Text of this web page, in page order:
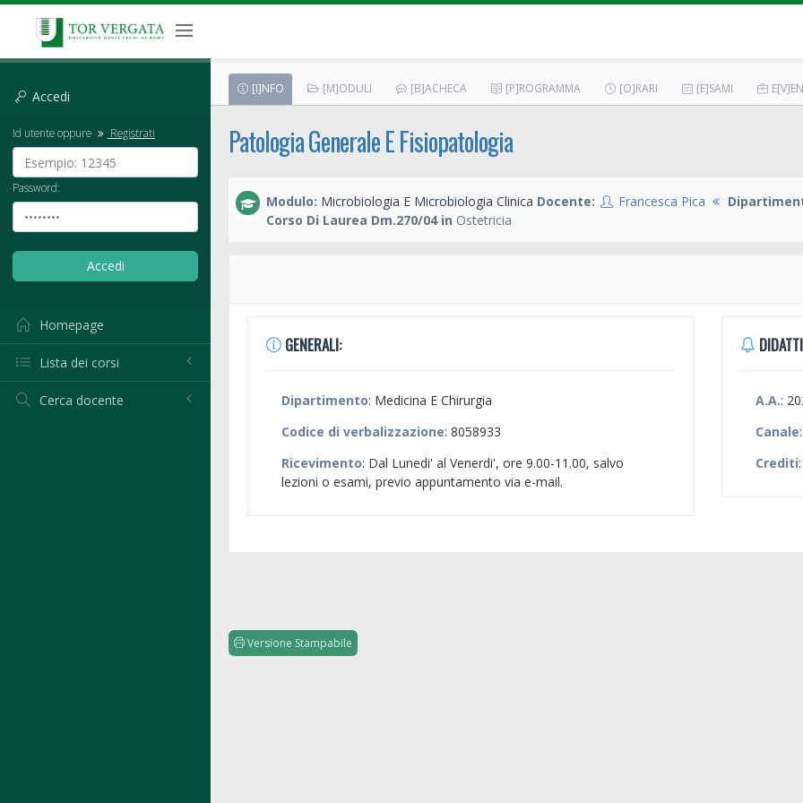
Accedi
Id utente oppure Registrati
Password:
Homepage
Lista dei corsi
Cerca docente
[I]NFO [M]ODULI [B]ACHECA [P]ROGRAMMA [O]RARI [E]SAMI
Patologia Generale E Fisiopatologia
Modulo: Microbiologia E Microbiologia Clinica Docente: Francesca Pica
Corso Di Laurea Dm.270/04 in Ostetricia
GENERALI:
Dipartimento: Medicina E Chirurgia
Codice di verbalizzazione: 8058933
Ricevimento: Dal Lunedi' al Venerdi', ore 9.00-11.00, salvo
lezioni o esami, previo appuntamento via e-mail.
A.A.:
Canale
Crediti
Versione Stampabile